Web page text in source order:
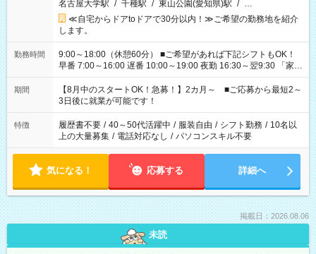
名古屋大学駅 / 千種駅 / 東山公園(愛知県)駅 / …
≪自宅からドアtoドアで30分以内！≫ご希望の勤務地を紹介
します。
勤務時間
9:00～18:00（休憩60分） ■ご希望があれば下記シフトもOK！
早番 7:00～16:00 遅番 10:00～19:00 夜勤 16:30～翌9:30 「家族
と休みを合わせたい」 「余裕を持って夕飯の準備がしたい」
「できれば残業はしたくない」 など、ご希望を教えてください
ね。 ※Wワーク希望の方へ 今ご覧のお仕事で希望する勤務時間
と、もう1つのお仕事の勤務時間。 合計で週40時間を超える場
合は応募できません。
期間
【8月中のスタートOK！急募！】2カ月～ ■ご応募から最短2～
3日後に就業が可能です！
特徴 履歴書不要 / 40～50代活躍中 / 服装自由 / シフト勤務 / 10名以
上の大量募集 / 電話対応なし / パソコンスキル不要
気になる！ 応募する 詳細へ
掲載日：2026.08.06
未読